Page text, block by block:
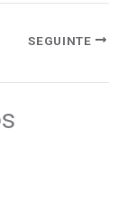
SEGUINTE